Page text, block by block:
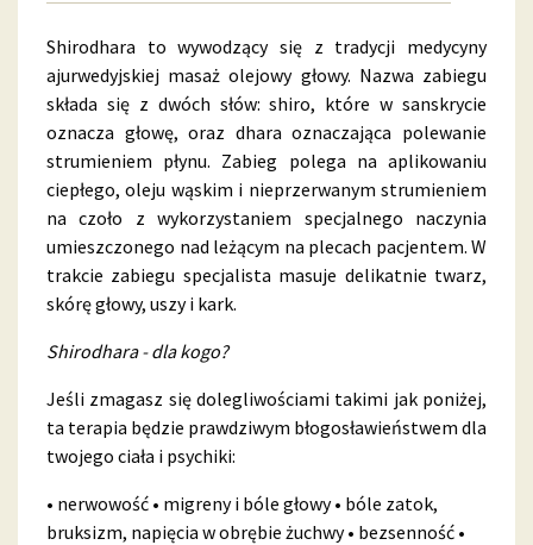
Shirodhara to wywodzący się z tradycji medycyny
ajurwedyjskiej masaż olejowy głowy. Nazwa zabiegu
składa się z dwóch słów: shiro, które w sanskrycie
oznacza głowę, oraz dhara oznaczająca polewanie
strumieniem płynu. Zabieg polega na aplikowaniu
ciepłego, oleju wąskim i nieprzerwanym strumieniem
na czoło z wykorzystaniem specjalnego naczynia
umieszczonego nad leżącym na plecach pacjentem. W
trakcie zabiegu specjalista masuje delikatnie twarz,
skórę głowy, uszy i kark.
Shirodhara - dla kogo?
Jeśli zmagasz się dolegliwościami takimi jak poniżej,
ta terapia będzie prawdziwym błogosławieństwem dla
twojego ciała i psychiki:
• nerwowość • migreny i bóle głowy • bóle zatok,
bruksizm, napięcia w obrębie żuchwy • bezsenność •